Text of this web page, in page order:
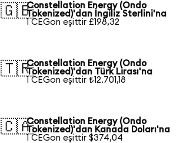
🇬🇧Constellation Energy (Ondo
Tokenized)'dan İngiliz Sterlini'na
1 CEGon eşittir £198,32
🇹🇷Constellation Energy (Ondo
Tokenized)'dan Türk Lirası'na
1 CEGon eşittir ₺12.701,18
🇨🇦Constellation Energy (Ondo
Tokenized)'dan Kanada Doları'na
1 CEGon eşittir $374,04